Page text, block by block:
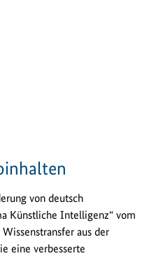
von deutsch
Künstliche Intelligenz“ vom
aus der
eine verbesserte